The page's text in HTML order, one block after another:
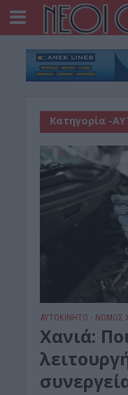
Κατηγορία -
ΑΥΤΟΚΙΝΗΤΟ • ΝΟΜΌΣ
Χανιά: